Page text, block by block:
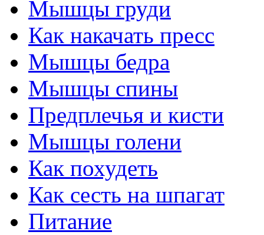
Мышцы груди
Как накачать пресс
Мышцы бедра
Мышцы спины
Предплечья и кисти
Мышцы голени
Как похудеть
Как сесть на шпагат
Питание